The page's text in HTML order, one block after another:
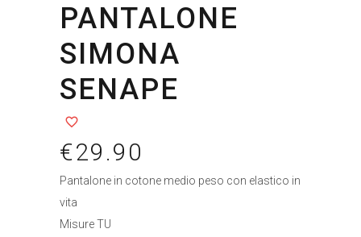
PANTALONE
SIMONA
SENAPE
€29.90
Pantalone in cotone medio peso con elastico in
vita
Misure TU